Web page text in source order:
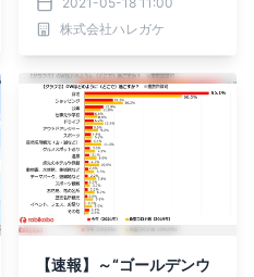
謎解きゲーム」
株式会社ハレガケ
【速報】～“ゴールデンウ